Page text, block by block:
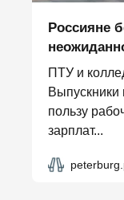
Россияне
ПТУ и
Выпускники
пользу
зарплат...